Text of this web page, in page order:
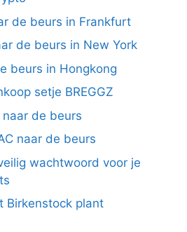
de beurs in Frankfurt
de beurs in New York
beurs in Hongkong
setje BREGGZ
de beurs
naar de beurs
wachtwoord voor je
Birkenstock plant